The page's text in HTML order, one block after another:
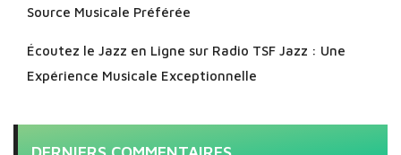
Source Musicale Préférée
Écoutez le Jazz en Ligne sur Radio TSF Jazz : Une
Expérience Musicale Exceptionnelle